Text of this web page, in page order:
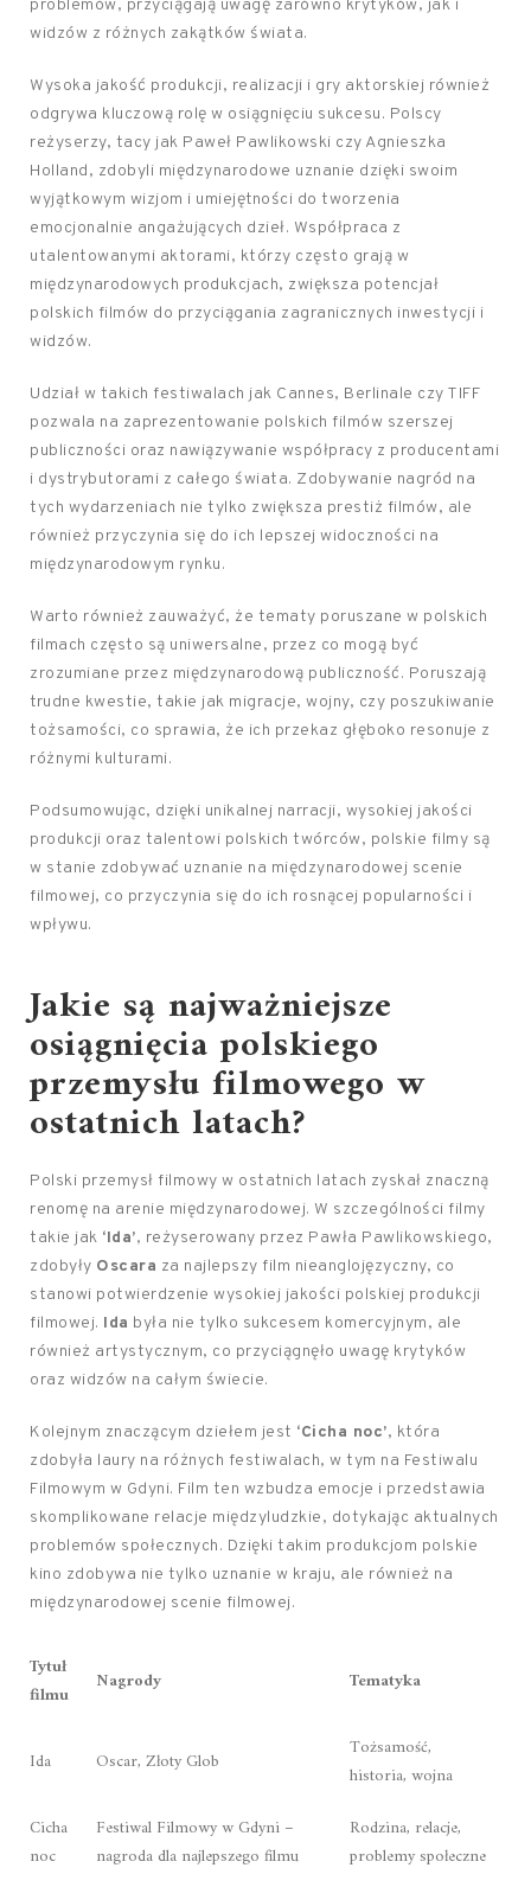
problemów, przyciągają uwagę zarówno krytyków, jak i
widzów z różnych zakątków świata.
Wysoka jakość produkcji, realizacji i gry aktorskiej również
odgrywa kluczową rolę w osiągnięciu sukcesu. Polscy
reżyserzy, tacy jak Paweł Pawlikowski czy Agnieszka
Holland, zdobyli międzynarodowe uznanie dzięki swoim
wyjątkowym wizjom i umiejętności do tworzenia
emocjonalnie angażujących dzieł. Współpraca z
utalentowanymi aktorami, którzy często grają w
międzynarodowych produkcjach, zwiększa potencjał
polskich filmów do przyciągania zagranicznych inwestycji i
widzów.
Udział w takich festiwalach jak Cannes, Berlinale czy TIFF
pozwala na zaprezentowanie polskich filmów szerszej
publiczności oraz nawiązywanie współpracy z producentami
i dystrybutorami z całego świata. Zdobywanie nagród na
tych wydarzeniach nie tylko zwiększa prestiż filmów, ale
również przyczynia się do ich lepszej widoczności na
międzynarodowym rynku.
Warto również zauważyć, że tematy poruszane w polskich
filmach często są uniwersalne, przez co mogą być
zrozumiane przez międzynarodową publiczność. Poruszają
trudne kwestie, takie jak migracje, wojny, czy poszukiwanie
tożsamości, co sprawia, że ich przekaz głęboko resonuje z
różnymi kulturami.
Podsumowując, dzięki unikalnej narracji, wysokiej jakości
produkcji oraz talentowi polskich twórców, polskie filmy są
w stanie zdobywać uznanie na międzynarodowej scenie
filmowej, co przyczynia się do ich rosnącej popularności i
wpływu.
Jakie są najważniejsze
osiągnięcia polskiego
przemysłu filmowego w
ostatnich latach?
Polski przemysł filmowy w ostatnich latach zyskał znaczną
renomę na arenie międzynarodowej. W szczególności filmy
takie jak ‘Ida’, reżyserowany przez Pawła Pawlikowskiego,
zdobyły Oscara za najlepszy film nieanglojęzyczny, co
stanowi potwierdzenie wysokiej jakości polskiej produkcji
filmowej. Ida była nie tylko sukcesem komercyjnym, ale
również artystycznym, co przyciągnęło uwagę krytyków
oraz widzów na całym świecie.
Kolejnym znaczącym dziełem jest ‘Cicha noc’, która
zdobyła laury na różnych festiwalach, w tym na Festiwalu
Filmowym w Gdyni. Film ten wzbudza emocje i przedstawia
skomplikowane relacje międzyludzkie, dotykając aktualnych
problemów społecznych. Dzięki takim produkcjom polskie
kino zdobywa nie tylko uznanie w kraju, ale również na
międzynarodowej scenie filmowej.
Tytuł
filmu
Nagrody Tematyka
Ida Oscar, Złoty Glob
Tożsamość,
historia, wojna
Cicha
noc
Festiwal Filmowy w Gdyni –
nagroda dla najlepszego filmu
Rodzina, relacje,
problemy społeczne